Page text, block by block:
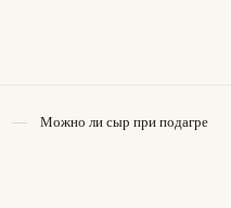
Можно ли сыр при подагре